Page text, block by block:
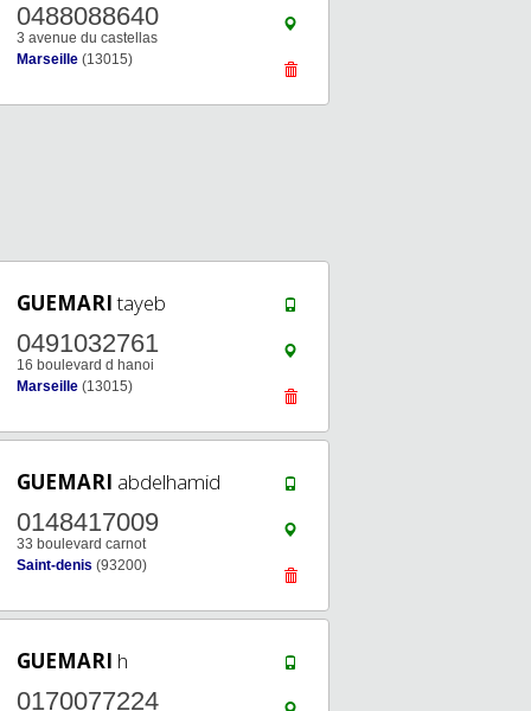
0488088640
3 avenue du castellas
Marseille (13015)
GUEMARItayeb
0491032761
16 boulevard d hanoi
Marseille (13015)
GUEMARI abdelhamid
0148417009
33 boulevard carnot
Saint-denis (93200)
GUEMARI h
0170077224